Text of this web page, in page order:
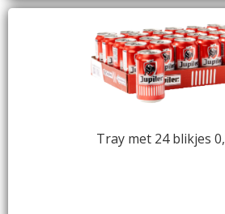
Tray met 24 blikjes